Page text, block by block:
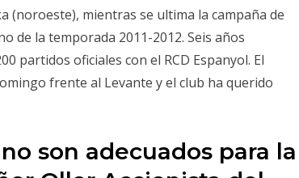
(noroeste), mientras se ultima la campaña de
de la temporada 2011-2012. Seis años
partidos oficiales con el RCD Espanyol. El
frente al Levante y el club ha querido
no son adecuados para la